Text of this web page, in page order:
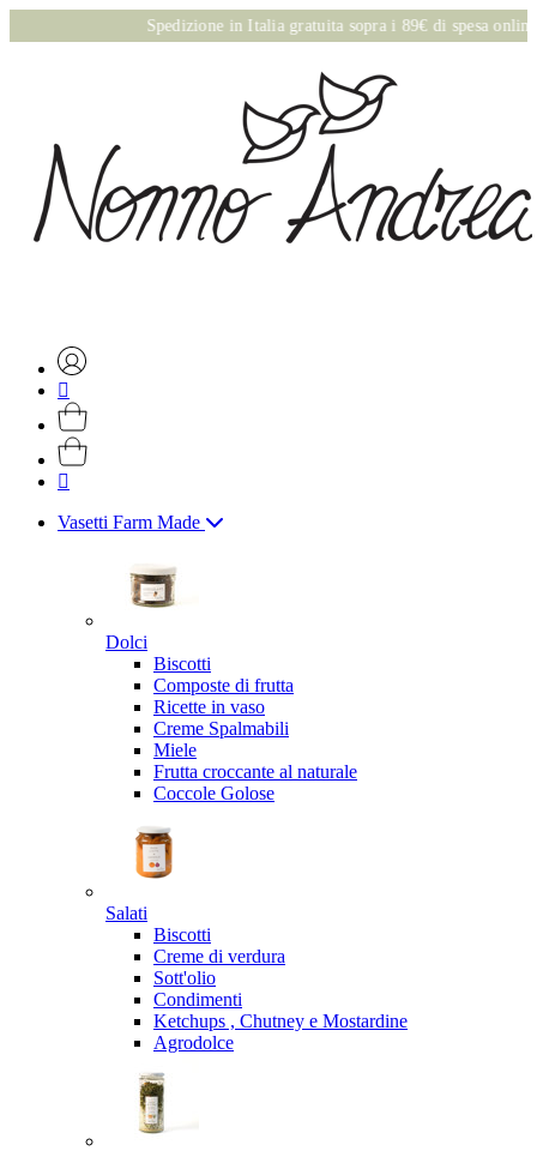
Spedizione in Italia gratuita sopra i 89€ di spesa online
Vasetti Farm Made
Dolci
Biscotti
Composte di frutta
Ricette in vaso
Creme Spalmabili
Miele
Frutta croccante al naturale
Coccole Golose
Salati
Biscotti
Creme di verdura
Sott'olio
Condimenti
Ketchups , Chutney e Mostardine
Agrodolce